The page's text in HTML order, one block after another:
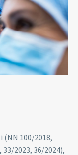
100/2018,
33/2023, 36/2024),